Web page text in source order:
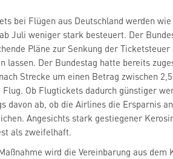
bei Flügen aus Deutschland werden wie
Juli weniger stark besteuert. Der
Pläne zur Senkung der Ticketsteuer
lassen. Der Bundestag hatte bereits
Strecke um einen Betrag zwischen
Flug. Ob Flugtickets dadurch günstiger
davon ab, ob die Airlines die Ersparnis
Angesichts stark gestiegener
als zweifelhaft.
wird die Vereinbarung aus dem